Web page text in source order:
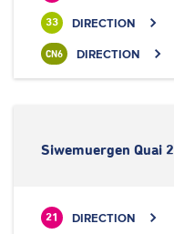
33 DIRECTION
CN6 DIRECTION
Siwemuergen Quai 2
21 DIRECTION